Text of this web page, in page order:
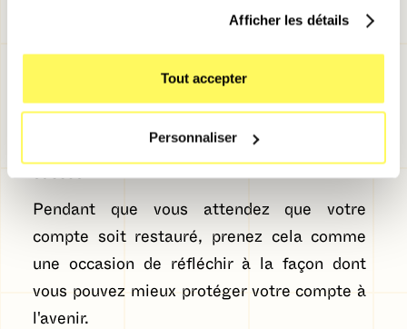
Afficher les détails
Tout accepter
Personnaliser
Certains peuvent exiger que vous passiez
étapes pour augmenter vos chances de
Pendant que vous attendez que votre
compte soit restauré, prenez cela comme
une occasion de réfléchir à la façon dont
vous pouvez mieux protéger votre compte à
l'avenir.